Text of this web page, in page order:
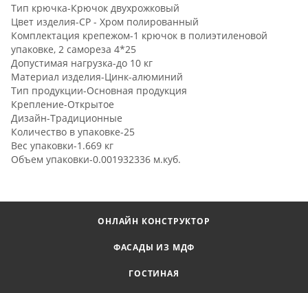
Тип крючка-Крючок двухрожковый
Цвет изделия-CP - Хром полированный
Комплектация крепежом-1 крючок в полиэтиленовой
упаковке, 2 самореза 4*25
Допустимая нагрузка-до 10 кг
Материал изделия-Цинк-алюминий
Тип продукции-Основная продукция
Крепление-Открытое
Дизайн-Традиционные
Количество в упаковке-25
Вес упаковки-1.669 кг
Объем упаковки-0.001932336 м.куб.
ОНЛАЙН КОНСТРУКТОР
ФАСАДЫ ИЗ МДФ
ГОСТИНАЯ